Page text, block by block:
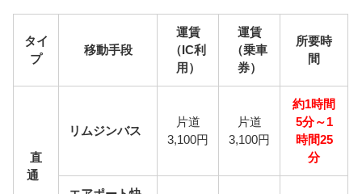
タイ
プ
移動手段
運賃
（IC利
用）
運賃
（乗車
券）
所要時
間
直
通
リムジンバス
片道
3,100円
片道
3,100円
約1時間
5分～1
時間25
分